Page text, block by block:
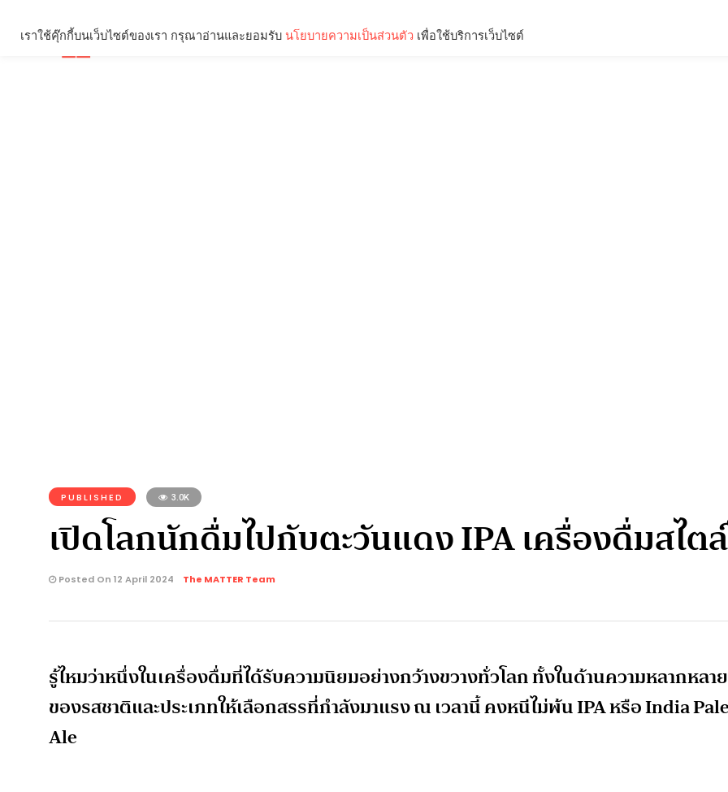
PUBLISHED 3.0K
เปิดโลกนักดื่มไปกับตะวันแดง IPA เครื่องดื่มสไต
Posted On 12 April 2024 The MATTER Team
รู้ไหมว่าหนึ่งในเครื่องดื่มที่ได้รับความนิยมอย่างกว้างขวางทั่วโลก ทั้งในด้านความหลากหลาย
ของรสชาติและประเภทให้เลือกสรรที่กำลังมาแรง ณ เวลานี้ คงหนีไม่พ้น IPA หรือ India Pale
Ale
เราใช้คุ๊กกี้บนเว็บไซต์ของเรา กรุณาอ่านและยอมรับ นโยบายความเป็นส่วนตัว เพื่อใช้บริการเว็บไซต์